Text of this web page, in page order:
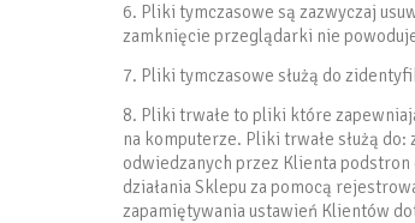
6. Pliki tymczasowe są zazwyczaj
zamknięcie przeglądarki nie
7. Pliki tymczasowe służą do
8. Pliki trwałe to pliki które
na komputerze. Pliki trwałe służą
odwiedzanych przez Klienta
działania Sklepu za pomocą
zapamiętywania ustawień Klientów